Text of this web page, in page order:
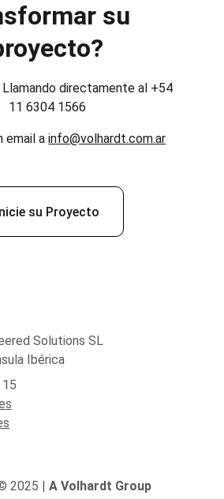
su
Llamando directamente al +54
11 6304 1566
email a info@volhardt.com.ar
su Proyecto
Solutions SL
Ibérica
2025 | A Volhardt Group